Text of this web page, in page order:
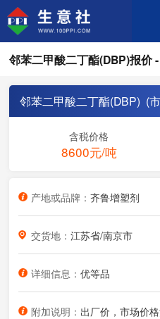
邻苯二甲酸二丁酯(DBP)报价
邻苯二甲酸二丁酯(DBP) (
含税价格
8600元/吨
产地或品牌： 齐鲁增塑剂
交货地： 江苏省/南京市
详细信息： 优等品
附加说明： 出厂价，市场价